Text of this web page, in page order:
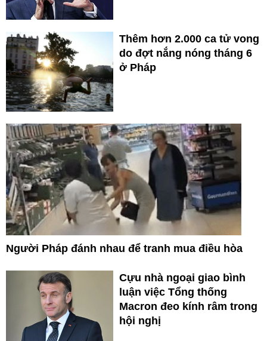
Thêm hơn 2.000 ca tử vong
do đợt nắng nóng tháng 6
ở Pháp
Người Pháp đánh nhau để tranh mua điều hòa
Cựu nhà ngoại giao bình
luận việc Tổng thống
Macron đeo kính râm trong
hội nghị